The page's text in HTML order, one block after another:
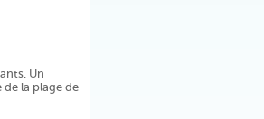
Un
la plage de